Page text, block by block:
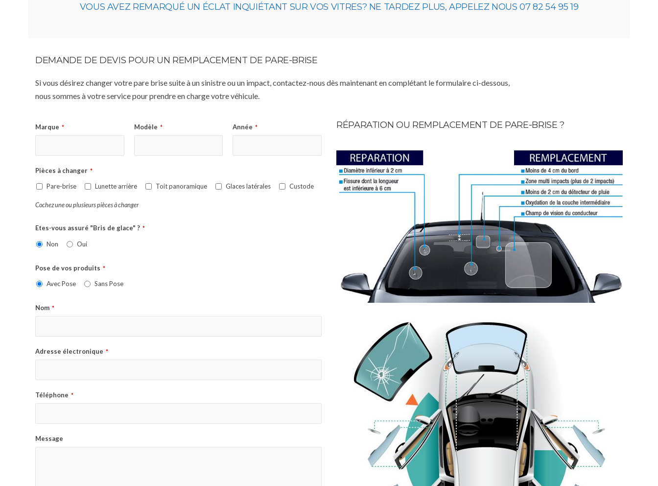
VOUS AVEZ REMARQUÉ UN ÉCLAT INQUIÉTANT SUR VOS VITRES? NE TARDEZ PLUS, APPELEZ NOUS 07 82 54 95 19
DEMANDE DE DEVIS POUR UN REMPLACEMENT DE PARE-BRISE
Si vous désirez changer votre pare brise suite à un sinistre ou un impact, contactez-nous dès maintenant en complétant le formulaire ci-dessous,
nous sommes à votre service pour prendre en charge votre véhicule.
Marque * Modèle * Année *
Pièces à changer *
Pare-brise Lunette arrière Toit panoramique Glaces latérales Custode
Cochez une ou plusieurs pièces à changer
Etes-vous assuré "Bris de glace" ? *
Non Oui
Pose de vos produits *
Avec Pose Sans Pose
Nom *
Adresse électronique *
Téléphone *
Message
RÉPARATION OU REMPLACEMENT DE PARE-BRISE ?